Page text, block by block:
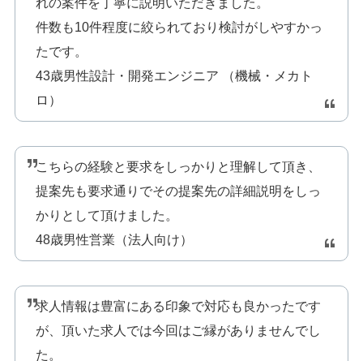
れの案件を丁寧に説明いただきました。
件数も10件程度に絞られており検討がしやすかっ
たです。
43歳男性設計・開発エンジニア （機械・メカト
ロ）
こちらの経験と要求をしっかりと理解して頂き、
提案先も要求通りでその提案先の詳細説明をしっ
かりとして頂けました。
48歳男性営業（法人向け）
求人情報は豊富にある印象で対応も良かったです
が、頂いた求人では今回はご縁がありませんでし
た。